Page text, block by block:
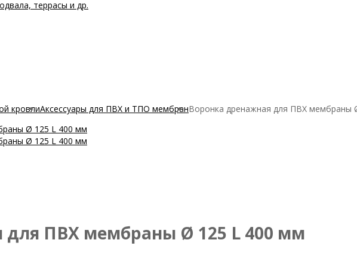
террасы и др.
кровлиАксессуары для ПВХ и ТПО мембранВоронка дренажная для ПВХ мембраны
для ПВХ мембраны Ø 125 L 400 мм